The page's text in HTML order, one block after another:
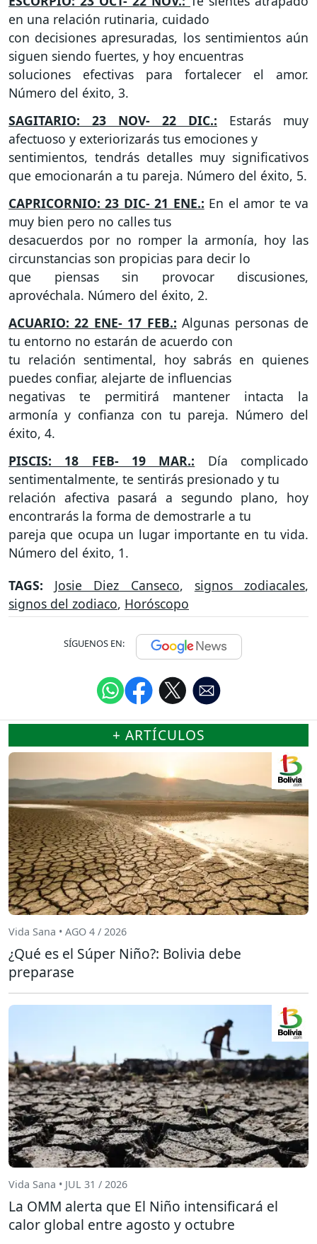
en una relación rutinaria, cuidado
con decisiones apresuradas, los sentimientos aún
siguen siendo fuertes, y hoy encuentras
soluciones efectivas para fortalecer el amor.
Número del éxito, 3.
SAGITARIO: 23 NOV- 22 DIC.: Estarás muy
afectuoso y exteriorizarás tus emociones y
sentimientos, tendrás detalles muy significativos
que emocionarán a tu pareja. Número del éxito, 5.
CAPRICORNIO: 23 DIC- 21 ENE.: En el amor te va
muy bien pero no calles tus
desacuerdos por no romper la armonía, hoy las
circunstancias son propicias para decir lo
que piensas sin provocar discusiones,
aprovéchala. Número del éxito, 2.
ACUARIO: 22 ENE- 17 FEB.: Algunas personas de
tu entorno no estarán de acuerdo con
tu relación sentimental, hoy sabrás en quienes
puedes confiar, alejarte de influencias
negativas te permitirá mantener intacta la
armonía y confianza con tu pareja. Número del
éxito, 4.
PISCIS: 18 FEB- 19 MAR.: Día complicado
sentimentalmente, te sentirás presionado y tu
relación afectiva pasará a segundo plano, hoy
encontrarás la forma de demostrarle a tu
pareja que ocupa un lugar importante en tu vida.
Número del éxito, 1.
TAGS: Josie Diez Canseco, signos zodiacales,
signos del zodiaco, Horóscopo
SÍGUENOS EN:
+ ARTÍCULOS
Vida Sana • AGO 4 / 2026
¿Qué es el Súper Niño?: Bolivia debe
preparase
Vida Sana • JUL 31 / 2026
La OMM alerta que El Niño intensificará el
calor global entre agosto y octubre